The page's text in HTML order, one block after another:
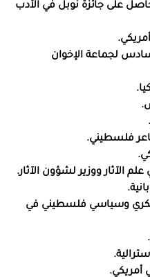
حاصل على جائزة نوبل في الأدب
لجماعة الإخوان
عسكري وسياسي فلسطيني في